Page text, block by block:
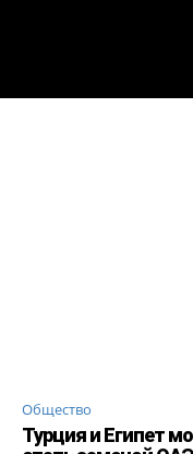
Общество
Турция и Египет